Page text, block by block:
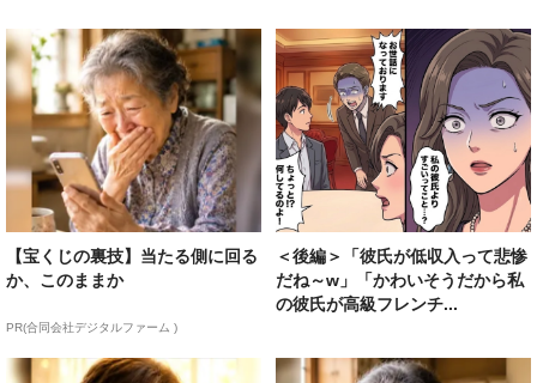
【宝くじの裏技】当たる側に回る
か、このままか
PR(合同会社デジタルファーム )
＜後編＞「彼氏が低収入って悲惨
だね～w」「かわいそうだから私
の彼氏が高級フレンチ...